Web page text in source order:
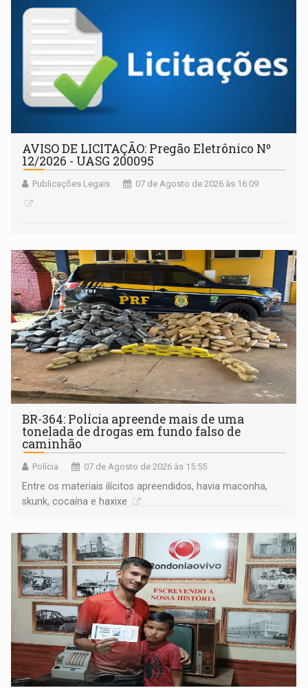
AVISO DE LICITAÇÃO: Pregão Eletrônico Nº
12/2026 - UASG 200095
Publicações Legais 07 de Agosto de 2026 às 16:09
BR-364: Polícia apreende mais de uma
tonelada de drogas em fundo falso de
caminhão
Polícia 07 de Agosto de 2026 às 15:55
Entre os materiais ilícitos apreendidos, havia maconha,
skunk, cocaína e haxixe